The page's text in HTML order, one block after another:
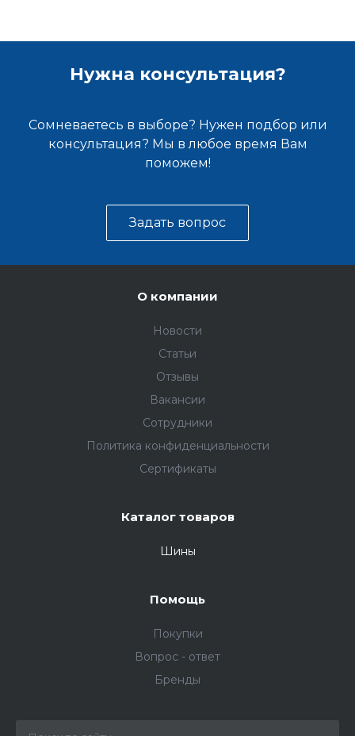
Нужна консультация?
Сомневаетесь в выборе? Нужен подбор или
консультация? Мы в любое время Вам
поможем!
Задать вопрос
О компании
Новости
Статьи
Отзывы
Вакансии
Сотрудники
Политика конфиденциальности
Сертификаты
Каталог товаров
Шины
Помощь
Покупки
Вопрос - ответ
Бренды